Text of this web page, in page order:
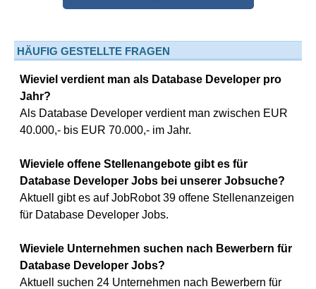
HÄUFIG GESTELLTE FRAGEN
Wieviel verdient man als Database Developer pro
Jahr?
Als Database Developer verdient man zwischen EUR
40.000,- bis EUR 70.000,- im Jahr.
Wieviele offene Stellenangebote gibt es für
Database Developer Jobs bei unserer Jobsuche?
Aktuell gibt es auf JobRobot 39 offene Stellenanzeigen
für Database Developer Jobs.
Wieviele Unternehmen suchen nach Bewerbern für
Database Developer Jobs?
Aktuell suchen 24 Unternehmen nach Bewerbern für